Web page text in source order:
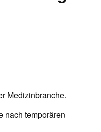
Medizinbranche.
nach temporären